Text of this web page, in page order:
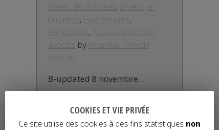
, ,
,
,
,
by
B-updated 8 novembre...
READ MORE
COOKIES ET VIE PRIVÉE
Ce site utilise des cookies à des fins statistiques non